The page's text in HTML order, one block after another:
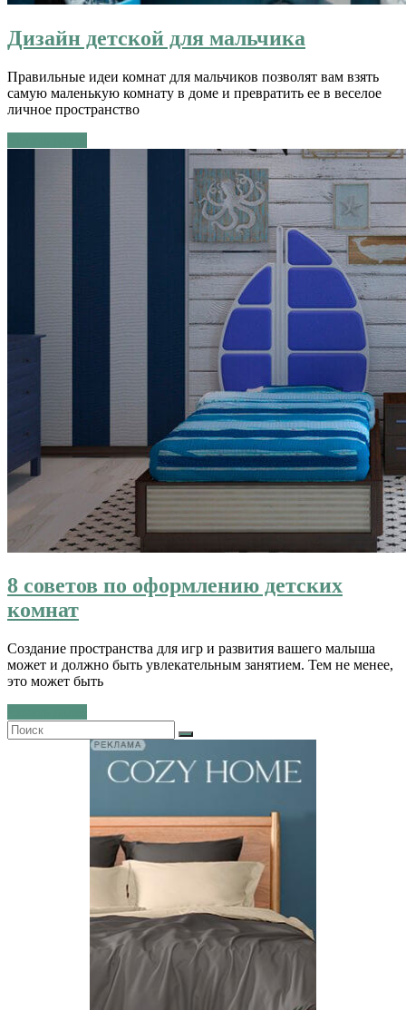
Дизайн детской для мальчика
Правильные идеи комнат для мальчиков позволят вам взять
самую маленькую комнату в доме и превратить ее в веселое
личное пространство
8 советов по оформлению детских
комнат
Создание пространства для игр и развития вашего малыша
может и должно быть увлекательным занятием. Тем не менее,
это может быть